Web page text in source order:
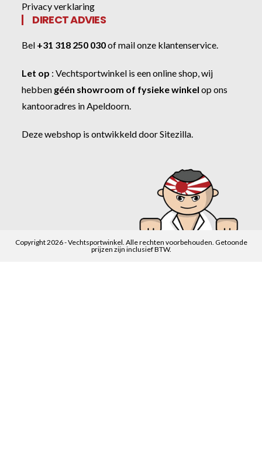
Privacy verklaring
DIRECT ADVIES
Bel +31 318 250 030ofmail onze klantenservice.
Let op :Vechtsportwinkel is een online shop, wij
hebben géén showroom of fysieke winkel op ons
kantooradres in Apeldoorn.
Deze webshop is ontwikkeld doorSitezilla.
Copyright 2026 - Vechtsportwinkel. Alle rechten voorbehouden. Getoonde
prijzen zijn inclusief BTW.